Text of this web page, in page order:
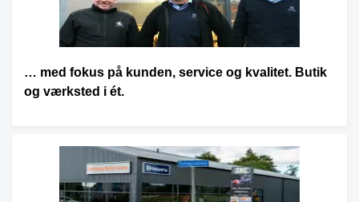
… med fokus på kunden, service og kvalitet. Butik
og værksted i ét.